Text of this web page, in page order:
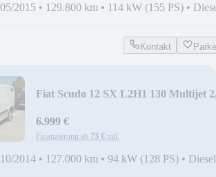
2015 • 129.800 km • 114 kW (155 PS) •
Kontakt
Fiat Scudo 12 SX L2H1 130 Multijet
6.999 €
Finanzierung ab 73 € mtl.
2014 • 127.000 km • 94 kW (128 PS) • Diesel